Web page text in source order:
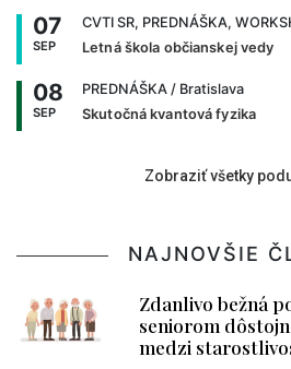
07
SEP
CVTI SR, PREDNÁŠKA,
Letná škola občianskej vedy
08
SEP
PREDNÁŠKA / Bratislava
Skutočná kvantová fyzika
Zobraziť všetky
NAJNOVŠIE
Zdanlivo bežná
seniorom
medzi